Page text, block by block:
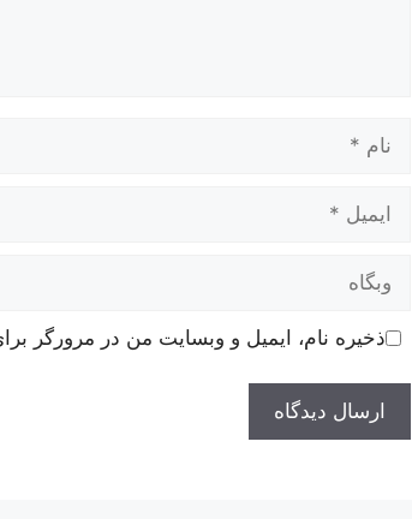
وبگاه
ذخیره نام، ایمیل و وبسایت من در مرورگر